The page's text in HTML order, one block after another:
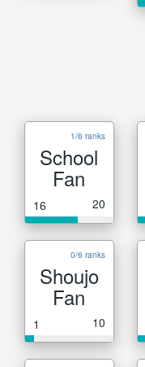
1/6 ranks
School
Fan
16 20
0/6 ranks
Shoujo
Fan
1 10